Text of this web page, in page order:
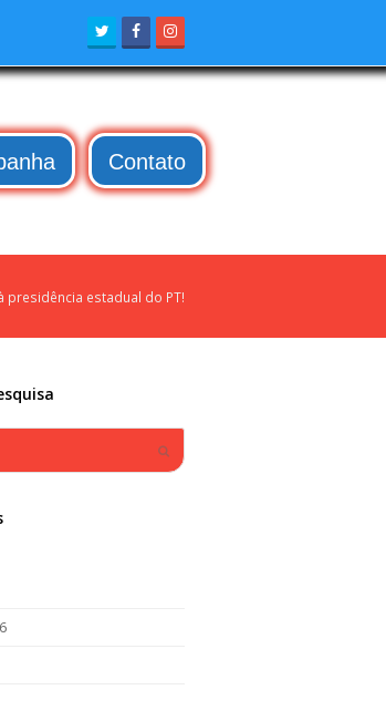
TwitterFacebook
Contato
presidência estadual do PT!